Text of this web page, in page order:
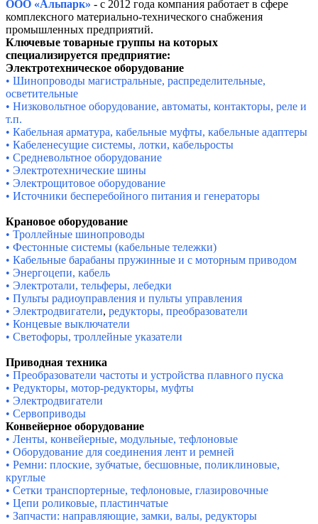
ООО «Альпарк» - с 2012 года компания работает в сфере
комплексного материально-технического снабжения
промышленных предприятий.
Ключевые товарные группы на которых
специализируется предприятие:
Электротехническое оборудование
• Шинопроводы магистральные, распределительные,
осветительные
• Низковольтное оборудование, автоматы, контакторы, реле и
т.п.
• Кабельная арматура, кабельные муфты, кабельные адаптеры
• Кабеленесущие системы, лотки, кабельросты
• Средневольтное оборудование
• Электротехнические шины
• Электрощитовое оборудование
• Источники бесперебойного питания и генераторы
Крановое оборудование
• Троллейные шинопроводы
• Фестонные системы (кабельные тележки)
• Кабельные барабаны пружинные и с моторным приводом
• Энергоцепи, кабель
• Электротали, тельферы, лебедки
• Пульты радиоуправления и пульты управления
• Электродвигатели, редукторы, преобразователи
• Концевые выключатели
• Светофоры, троллейные указатели
Приводная техника
• Преобразователи частоты и устройства плавного пуска
• Редукторы, мотор-редукторы, муфты
• Электродвигатели
• Сервоприводы
Конвейерное оборудование
• Ленты, конвейерные, модульные, тефлоновые
• Оборудование для соединения лент и ремней
• Ремни: плоские, зубчатые, бесшовные, поликлиновые,
круглые
• Сетки транспортерные, тефлоновые, глазировочные
• Цепи роликовые, пластинчатые
• Запчасти: направляющие, замки, валы, редукторы